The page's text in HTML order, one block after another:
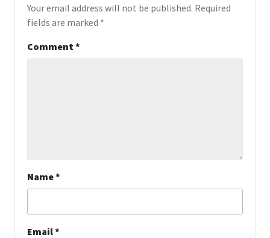
Your email address will not be published. Required
fields are marked *
Comment*
Name*
Email*